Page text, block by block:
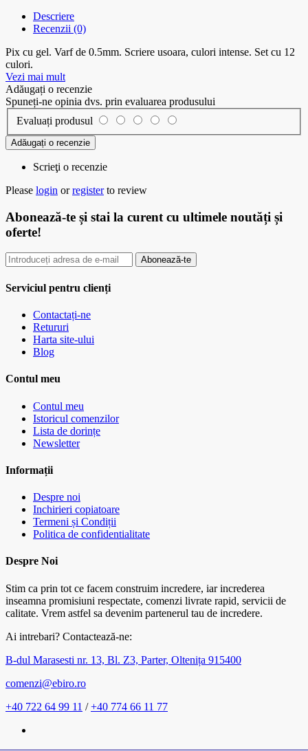
Descriere
Recenzii (0)
Pix cu gel. Varf de 0.5mm. Scriere usoara, culori intense. Set cu 12
culori.
Vezi mai mult
Adăugați o recenzie
Spuneți-ne opinia dvs. prin evaluarea produsului
Evaluați produsul
Adăugați o recenzie
Scrieţi o recenzie
Please login orregisterto review
Abonează-te și stai la curent cu ultimele noutăți și
oferte!
Abonează-te
Serviciul pentru clienți
Contactați-ne
Retururi
Harta site-ului
Blog
Contul meu
Contul meu
Istoricul comenzilor
Lista de dorințe
Newsletter
Informații
Despre noi
Inchirieri copiatoare
Termeni și Condiții
Politica de confidentialitate
Despre Noi
Stim ca prin tot ce facem construim incredere, iar increderea
inseamna promisiuni respectate, comenzi livrate rapid, servicii de
calitate. Vrem astfel sa devenim partenerul tau de incredere.
Ai intrebari? Contactează-ne:
B-dul Marasesti nr. 13, Bl. Z3, Parter, Oltenița 915400
comenzi@ebiro.ro
+40 722 64 99 11 /+40 774 66 11 77